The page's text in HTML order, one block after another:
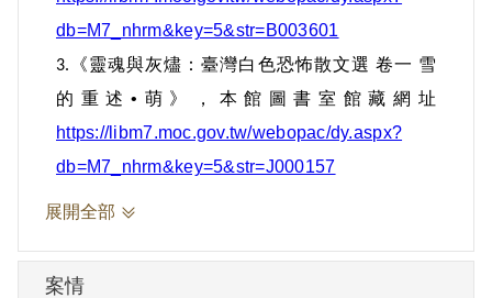
列之「事實」，則指楊逵在日本大學讀書
時曾研究共產主義理論，〈和平言言〉中
利與匪入侵係與共匪製造北平局部和平同
出一轍」。
db=M7_nhrm&key=5&str=B003601
3. 《靈魂與灰燼：臺灣白色恐怖散文選 卷一 雪
的重述•萌 》，本館圖書室館藏網址
https://libm7.moc.gov.tw/webopac/dy.aspx?
db=M7_nhrm&key=5&str=J000157
展開全部
案情